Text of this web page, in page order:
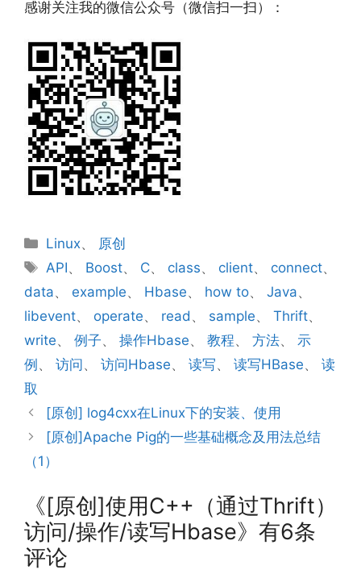
感谢关注我的微信公众号（微信扫一扫）：
分
类
Linux、 原创
标
API、 Boost、 C、 class、 client、 connect、
data、 example、 Hbase、 how to、 Java、
libevent、 operate、 read 、 sample、 Thrift、
write、 例子、 操作Hbase、 教程、 方法、 示
例、 访问、 访问Hbase、 读写、 读写HBase、 读
取
[原创] log4cxx在Linux下的安装、使用
[原创]Apache Pig的一些基础概念及用法总结
（1）
《[原创]使用C++（通过Thrift）
访问/操作/读写Hbase》有6条
评论